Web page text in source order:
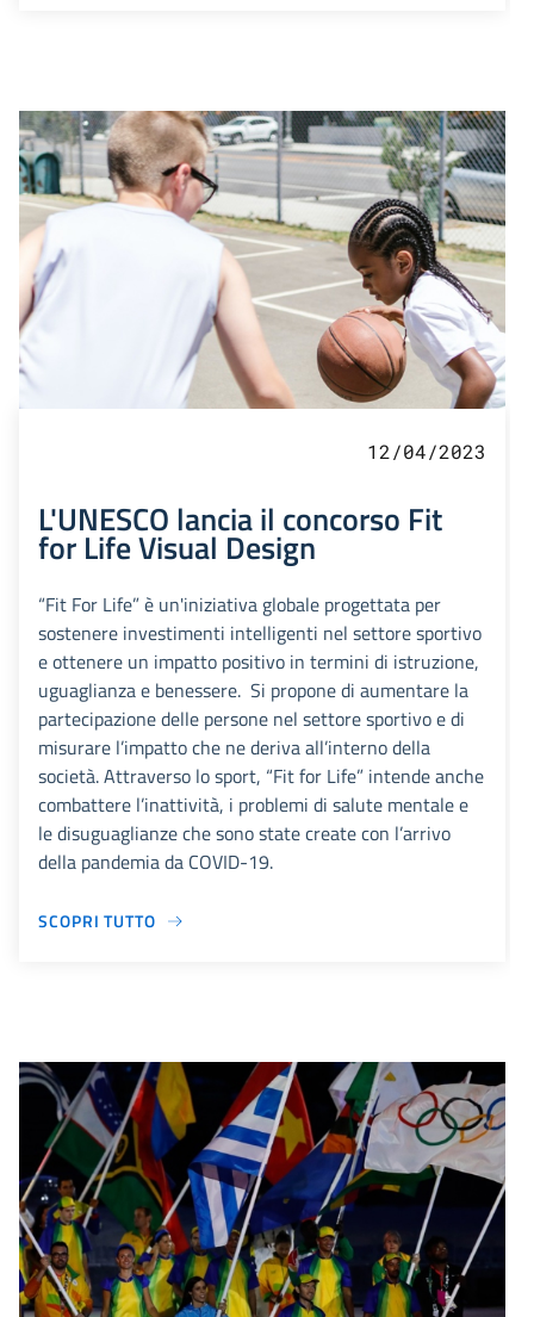
12/04/2023
L'UNESCO lancia il concorso Fit
for Life Visual Design
“Fit For Life” è un'iniziativa globale progettata per
sostenere investimenti intelligenti nel settore sportivo
e ottenere un impatto positivo in termini di istruzione,
uguaglianza e benessere. Si propone di aumentare la
partecipazione delle persone nel settore sportivo e di
misurare l’impatto che ne deriva all’interno della
società. Attraverso lo sport, “Fit for Life” intende anche
combattere l’inattività, i problemi di salute mentale e
le disuguaglianze che sono state create con l’arrivo
della pandemia da COVID-19.
SCOPRI TUTTO